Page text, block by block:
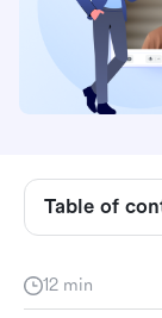
12 min
Table of